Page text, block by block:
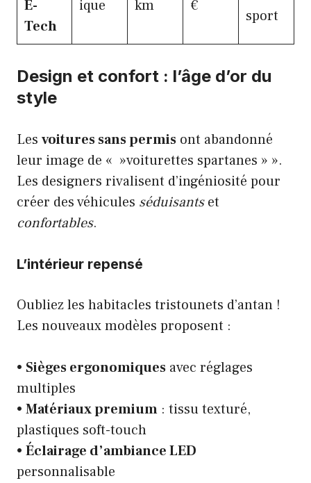
E-
Tech
ique
km
€
sport
Design et confort : l’âge d’or du
style
Les voitures sans permis ont abandonné
leur image de « »voiturettes spartanes » ».
Les designers rivalisent d’ingéniosité pour
créer des véhicules séduisantset
confortables.
L’intérieur repensé
Oubliez les habitacles tristounets d’antan !
Les nouveaux modèles proposent :
• Sièges ergonomiques avec réglages
multiples
• Matériaux premium : tissu texturé,
plastiques soft-touch
• Éclairage d’ambiance LED
personnalisable